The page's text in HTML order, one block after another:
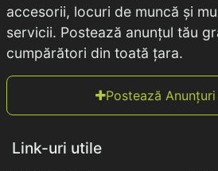
accesorii, locuri de muncă și
servicii. Postează anunțul tău
cumpărători din toată țara.
Postează
Link-uri utile